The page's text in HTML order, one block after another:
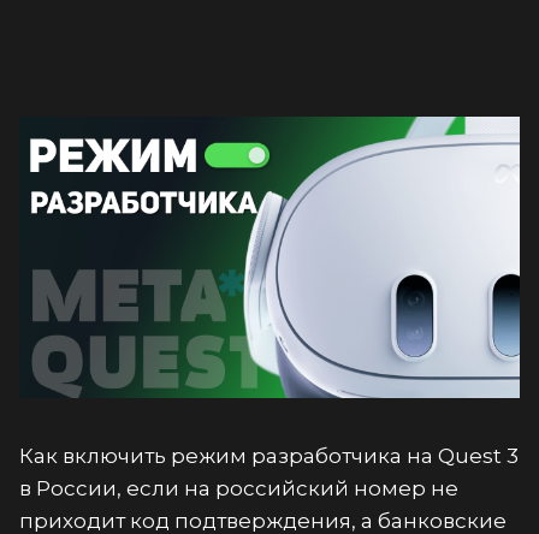
Как включить режим разработчика на Quest 3
в России, если на российский номер не
приходит код подтверждения, а банковские